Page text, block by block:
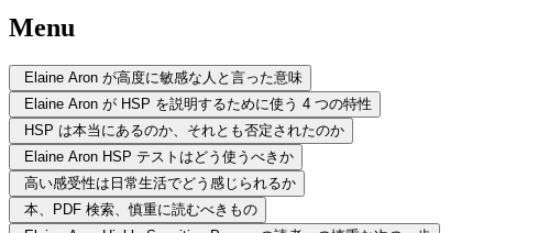
Menu
Elaine Aron が高度に敏感な人と言った意味
Elaine Aron が HSP を説明するために使う 4 つの特性
HSP は本当にあるのか、それとも否定されたのか
Elaine Aron HSP テストはどう使うべきか
高い感受性は日常生活でどう感じられるか
本、PDF 検索、慎重に読むべきもの